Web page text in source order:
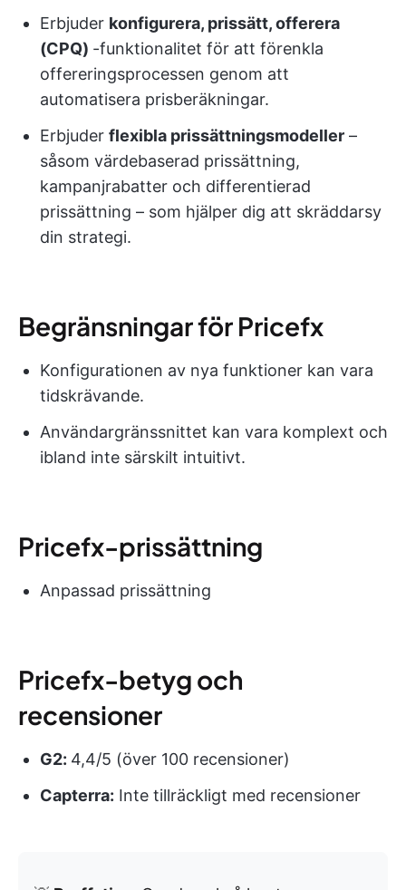
Erbjuder konfigurera, prissätt, offerera
(CPQ) -funktionalitet för att förenkla
offereringsprocessen genom att
automatisera prisberäkningar.
Erbjuder flexibla prissättningsmodeller –
såsom värdebaserad prissättning,
kampanjrabatter och differentierad
prissättning – som hjälper dig att skräddarsy
din strategi.
Begränsningar för Pricefx
Konfigurationen av nya funktioner kan vara
tidskrävande.
Användargränssnittet kan vara komplext och
ibland inte särskilt intuitivt.
Pricefx-prissättning
Anpassad prissättning
Pricefx-betyg och
recensioner
G2: 4,4/5 (över 100 recensioner)
Capterra: Inte tillräckligt med recensioner